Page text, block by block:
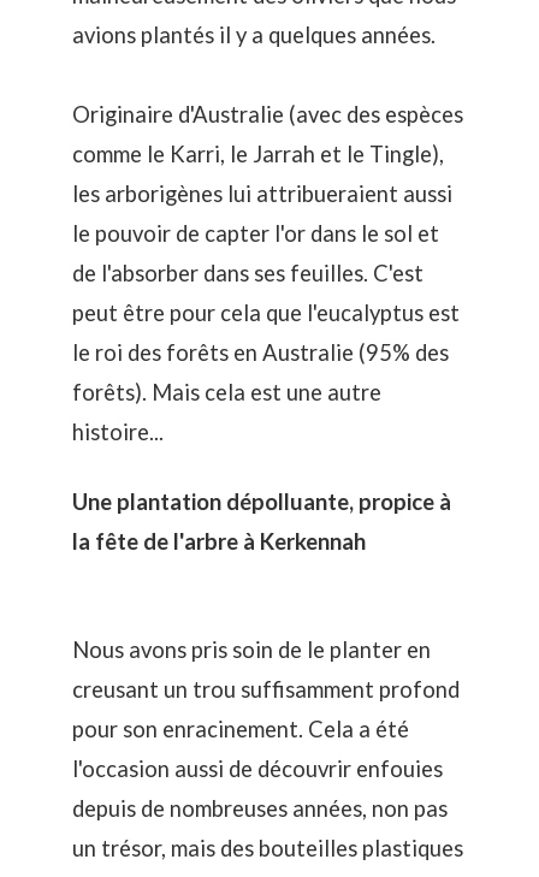
avions plantés il y a quelques années.
Originaire d'Australie (avec des espèces
comme le Karri, le Jarrah et le Tingle),
les arborigènes lui attribueraient aussi
le pouvoir de capter l'or dans le sol et
de l'absorber dans ses feuilles. C'est
peut être pour cela que l'eucalyptus est
le roi des forêts en Australie (95% des
forêts). Mais cela est une autre
histoire...
Une plantation dépolluante, propice à
la fête de l'arbre à Kerkennah
Nous avons pris soin de le planter en
creusant un trou suffisamment profond
pour son enracinement. Cela a été
l'occasion aussi de découvrir enfouies
depuis de nombreuses années, non pas
un trésor, mais des bouteilles plastiques